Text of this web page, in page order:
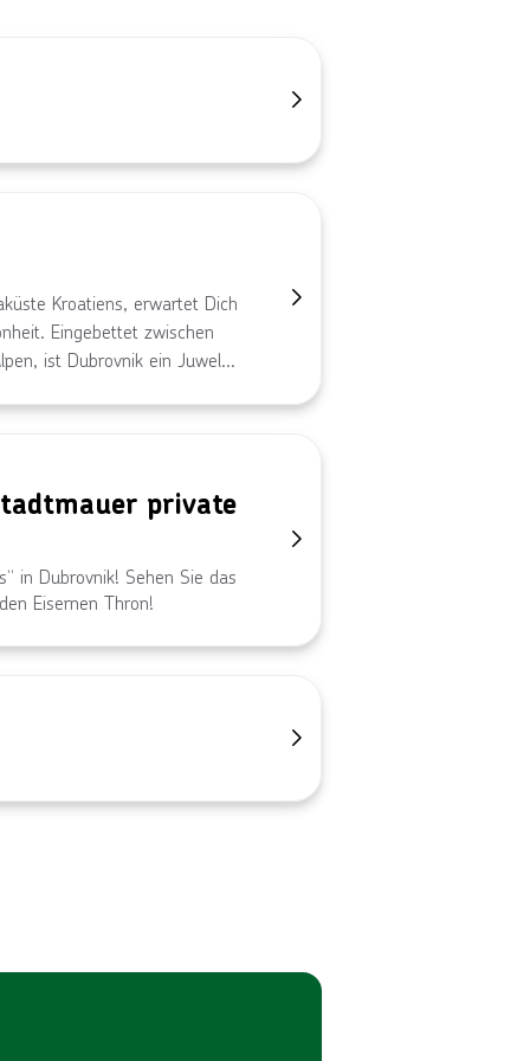
Kroatiens, erwartet Dich
Eingebettet zwischen
ist Dubrovnik ein Juwel
Stätten. Mit ihrem
private
in Dubrovnik! Sehen Sie das
Eisernen Thron!